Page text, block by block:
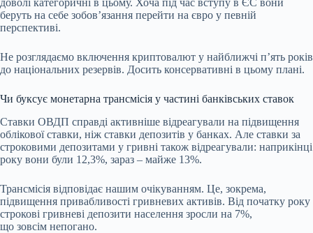
беруть на себе зобов’язання перейти на євро у певній
перспективі.
Не розглядаємо включення криптовалют у найближчі п’ять років
до національних резервів. Досить консервативні в цьому плані.
Чи буксує монетарна трансмісія у частині банківських ставок
Ставки ОВДП справді активніше відреагували на підвищення
облікової ставки, ніж ставки депозитів у банках. Але ставки за
строковими депозитами у гривні також відреагували: наприкінці
року вони були 12,3%, зараз – майже 13%.
Трансмісія відповідає нашим очікуванням. Це, зокрема,
підвищення привабливості гривневих активів. Від початку року
строкові гривневі депозити населення зросли на 7%,
що зовсім непогано.